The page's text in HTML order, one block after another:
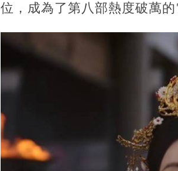
位，成為了第八部熱度破萬的